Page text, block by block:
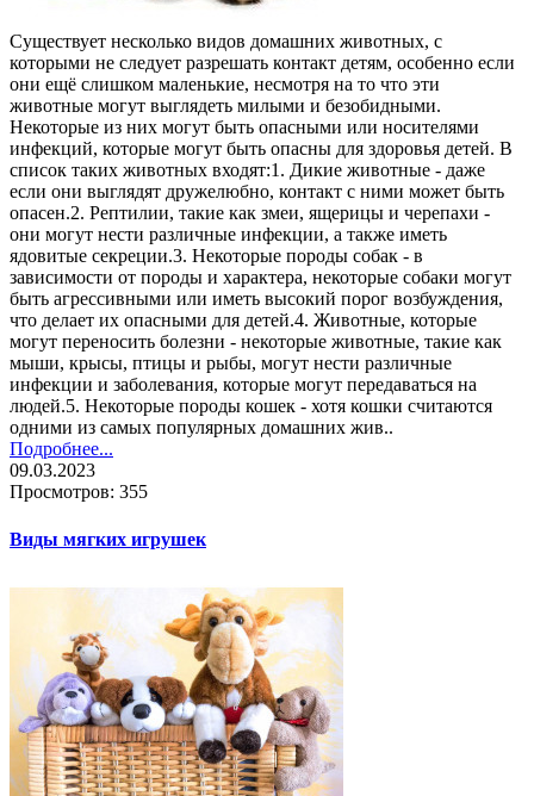
Существует несколько видов домашних животных, с
которыми не следует разрешать контакт детям, особенно если
они ещё слишком маленькие, несмотря на то что эти
животные могут выглядеть милыми и безобидными.
Некоторые из них могут быть опасными или носителями
инфекций, которые могут быть опасны для здоровья детей. В
список таких животных входят:1. Дикие животные - даже
если они выглядят дружелюбно, контакт с ними может быть
опасен.2. Рептилии, такие как змеи, ящерицы и черепахи -
они могут нести различные инфекции, а также иметь
ядовитые секреции.3. Некоторые породы собак - в
зависимости от породы и характера, некоторые собаки могут
быть агрессивными или иметь высокий порог возбуждения,
что делает их опасными для детей.4. Животные, которые
могут переносить болезни - некоторые животные, такие как
мыши, крысы, птицы и рыбы, могут нести различные
инфекции и заболевания, которые могут передаваться на
людей.5. Некоторые породы кошек - хотя кошки считаются
одними из самых популярных домашних жив..
Подробнее...
09.03.2023
Просмотров: 355
Виды мягких игрушек